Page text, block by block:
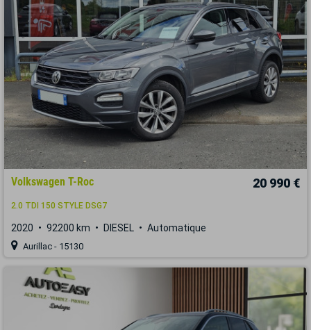
Volkswagen T-Roc 20 990 €
2.0 TDI 150 STYLE DSG7
2020 92200 km DIESEL Automatique
Aurillac - 15130